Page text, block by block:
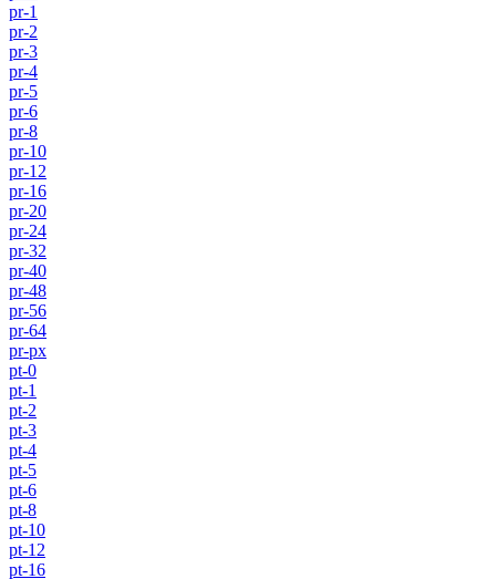
pr-1
pr-2
pr-3
pr-4
pr-5
pr-6
pr-8
pr-10
pr-12
pr-16
pr-20
pr-24
pr-32
pr-40
pr-48
pr-56
pr-64
pr-px
pt-0
pt-1
pt-2
pt-3
pt-4
pt-5
pt-6
pt-8
pt-10
pt-12
pt-16